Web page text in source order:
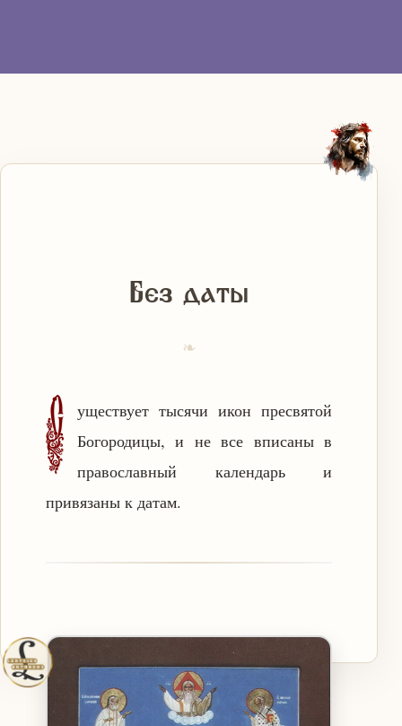
Без даты
С
уществует тысячи икон пресвятой
Богородицы, и не все вписаны в
православный календарь и
привязаны к датам.